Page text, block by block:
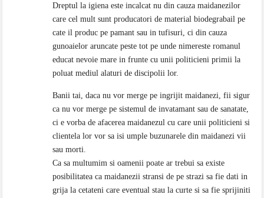
Dreptul la igiena este incalcat nu din cauza maidanezilor
care cel mult sunt producatori de material biodegrabail pe
cate il produc pe pamant sau in tufisuri, ci din cauza
gunoaielor aruncate peste tot pe unde nimereste romanul
educat nevoie mare in frunte cu unii politicieni primii la
poluat mediul alaturi de discipolii lor.
Banii tai, daca nu vor merge pe ingrijit maidanezi, fii sigur
ca nu vor merge pe sistemul de invatamant sau de sanatate,
ci e vorba de afacerea maidanezul cu care unii politicieni si
clientela lor vor sa isi umple buzunarele din maidanezi vii
sau morti.
Ca sa multumim si oamenii poate ar trebui sa existe
posibilitatea ca maidanezii stransi de pe strazi sa fie dati in
grija la cetateni care eventual stau la curte si sa fie sprijiniti